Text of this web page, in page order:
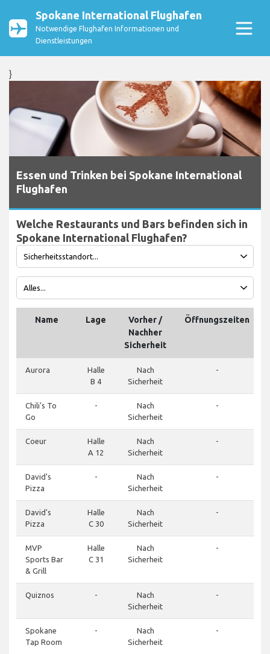
Spokane International Flughafen
Notwendige Flughafen Informationen und
Dienstleistungen
}
Essen und Trinken bei Spokane International
Flughafen
Welche Restaurants und Bars befinden sich in
Spokane International Flughafen?
Name Lage
Vorher /
Nachher
Sicherheit
Öffnungszeiten
Aurora
Halle
B 4
Nach
Sicherheit
-
Chili's To
Go
-
Nach
Sicherheit
-
Coeur
Halle
A 12
Nach
Sicherheit
-
David's
Pizza
-
Nach
Sicherheit
-
David's
Pizza
Halle
C 30
Nach
Sicherheit
-
MVP
Sports Bar
& Grill
Halle
C 31
Nach
Sicherheit
-
Quiznos -
Nach
Sicherheit
-
Spokane
Tap Room
-
Nach
Sicherheit
-